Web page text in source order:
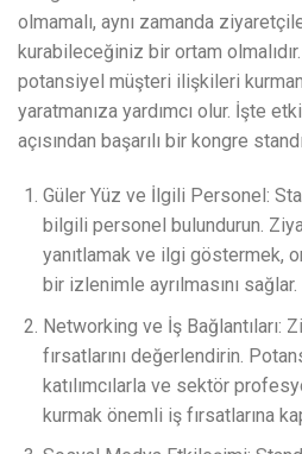
olmamalı, aynı zamanda
kurabileceğiniz bir ortam
potansiyel müşteri ilişkileri
yaratmanıza yardımcı olur. İşte
açısından başarılı bir kongre
Güler Yüz ve İlgili Personel:
bilgili personel bulundurun.
yanıtlamak ve ilgi göstermek,
bir izlenimle ayrılmasını sağlar.
Networking ve İş Bağlantıları:
fırsatlarını değerlendirin.
katılımcılarla ve sektör
kurmak önemli iş fırsatlarına